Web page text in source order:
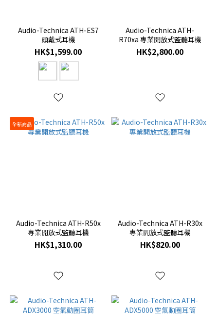
Audio-Technica ATH-ES7
頭戴式耳機
HK$1,599.00
Audio-Technica ATH-
R70xa 專業開放式監聽耳機
HK$2,800.00
全新商品
Audio-Technica ATH-R50x
專業開放式監聽耳機
HK$1,310.00
Audio-Technica ATH-R30x
專業開放式監聽耳機
HK$820.00